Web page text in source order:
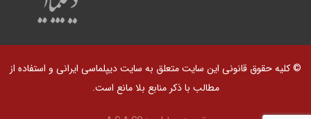
© کلیه حقوق قانونی این سایت متعلق به سایت دیپلماسی ایرانی و استفاده از
مطالب با ذکر منابع بلا مانع است.